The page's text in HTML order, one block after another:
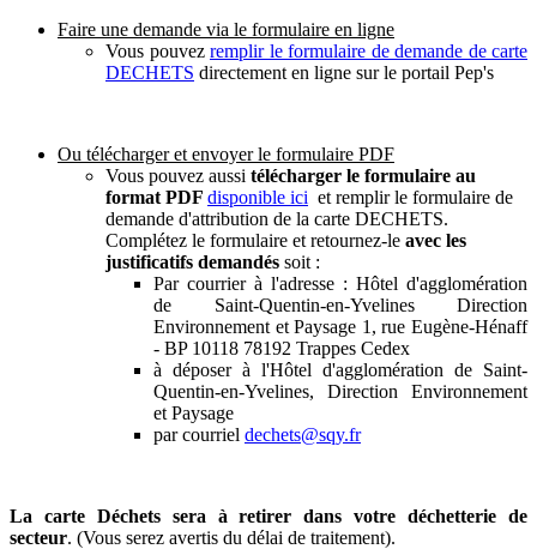
Faire une demande via le formulaire en ligne
Vous pouvez remplir le formulaire de demande de carte
DECHETS directement en ligne sur le portail Pep's
Ou télécharger et envoyer le formulaire PDF
Vous pouvez aussi télécharger le formulaire au
format PDF disponible ici et remplir le formulaire de
demande d'attribution de la carte DECHETS.
Complétez le formulaire et retournez-le avec les
justificatifs demandés soit :
Par courrier à l'adresse : Hôtel d'agglomération
de Saint-Quentin-en-Yvelines Direction
Environnement et Paysage 1, rue Eugène-Hénaff
- BP 10118 78192 Trappes Cedex
à déposer à l'Hôtel d'agglomération de Saint-
Quentin-en-Yvelines, Direction Environnement
et Paysage
par courriel dechets@sqy.fr
La carte Déchets sera à retirer dans votre déchetterie de
secteur. (Vous serez avertis du délai de traitement).